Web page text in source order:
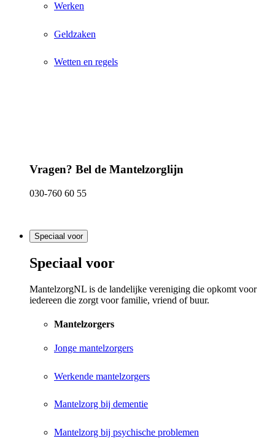
Werken
Geldzaken
Wetten en regels
Vragen? Bel de Mantelzorglijn
030-760 60 55
Speciaal voor
Speciaal voor
MantelzorgNL is de landelijke vereniging die opkomt voor
iedereen die zorgt voor familie, vriend of buur.
Mantelzorgers
Jonge mantelzorgers
Werkende mantelzorgers
Mantelzorg bij dementie
Mantelzorg bij psychische problemen